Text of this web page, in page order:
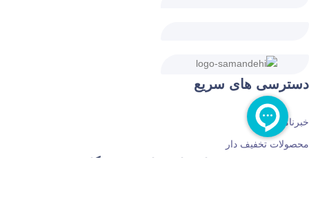
دسترسی های سریع
خبرنامه
محصولات تخفیف دار